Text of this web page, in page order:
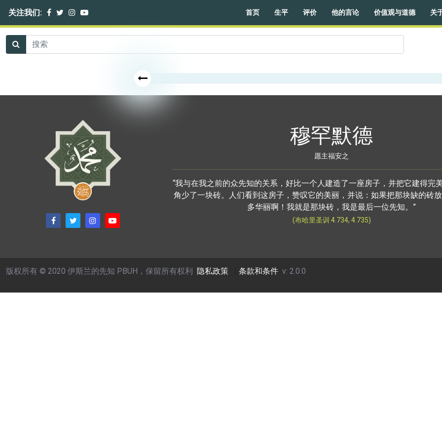
关注我们: 首页 生平 评价 他的言论 价值观与道德 关
穆罕默德
愿主福安之
“我与在我之前的众先知的关系，好比一个人建造了一座房子，并把它建得完
角少了一块砖。人们看到这房子，赞叹它的美丽，并说：如果把那块缺的砖
多华丽啊！我就是那块砖，我是最后一位先知。”
(布哈里圣训 4.734, 4.735)
版权所有 © 2020 伊斯兰的先知 PBUH，保留所有权利 隐私政策 条款和条件 v: 2.0.0